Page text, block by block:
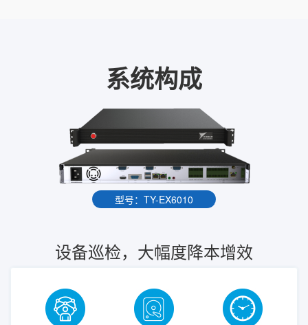
系统构成
型号：TY-EX6010
设备巡检，大幅度降本增效